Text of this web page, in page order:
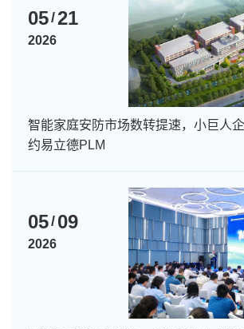
05/21
2026
智能家庭安防市场数转提速，小巨人
约易立德PLM
05/ 09
2026